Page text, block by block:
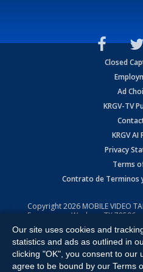
Closed
Ad
KRGV-TV
KRGV AI
Privacy
Terms
Contrato de Terminos
Copyright2026 MOBILE VIDEO
Expressway, Weslaco, TX 78596.
All Rights Reserved. Powered by:
Our site uses cookies and
statistics and ads as outlined in
clicking "OK", you consent to our
agree to be bound by our Terms